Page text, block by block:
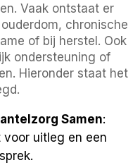
Vaak ontstaat er
chronische
of bij herstel. Ook
ondersteuning of
Hieronder staat het
Samen:
voor uitleg en een